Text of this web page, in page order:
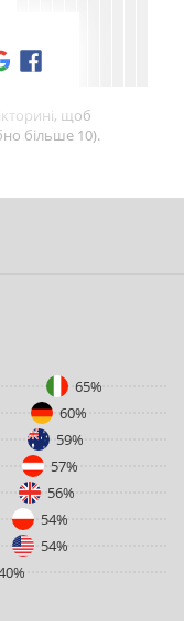
щоб
більше 10).
65%
60%
59%
57%
56%
54%
54%